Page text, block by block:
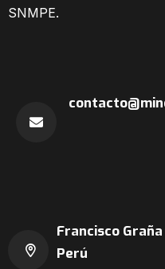
SNMPE.
Francisco Graña
Perú